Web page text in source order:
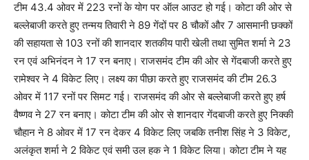
टीम 43.4 ओवर में 223 रनों के योग पर ऑल आउट हो गई। कोटा की ओर से
बल्लेबाजी करते हुए तन्मय तिवारी ने 89 गेंदों पर 8 चौकों और 7 आसमानी छक्कों
की सहायता से 103 रनों की शानदार शतकीय पारी खेली तथा सुमित शर्मा ने 23
रन एवं अभिनंदन ने 17 रन बनाए। राजसमंद टीम की ओर से गेंदबाजी करते हुए
रामेश्वर ने 4 विकेट लिए। लक्ष्य का पीछा करते हुए राजसमंद की टीम 26.3
ओवर में 117 रनों पर सिमट गई। राजसमंद की ओर से बल्लेबाजी करते हुए हर्ष
वैष्णव ने 27 रन बनाए। कोटा टीम की ओर से शानदार गेंदबाजी करते हुए निक्की
चौहान ने 8 ओवर में 17 रन देकर 4 विकेट लिए जबकि तनीश सिंह ने 3 विकेट,
अलंकृत शर्मा ने 2 विकेट एवं समी उल हक ने 1 विकेट लिया। कोटा टीम ने यह